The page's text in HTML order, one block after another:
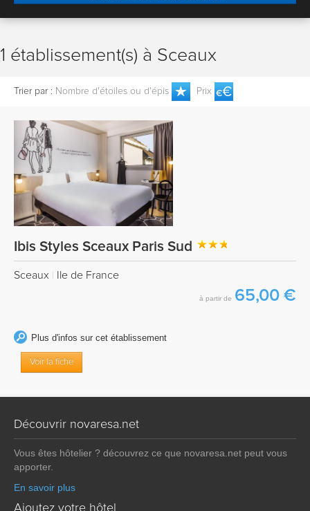
1 établissement(s) à Sceaux
Trier par : Nombre d'étoiles ou d'épis Prix
Ibis Styles Sceaux Paris Sud
Sceaux Ile de France
à partir de 65,00 €
Plus d'infos sur cet établissement
Voir la fiche
Découvrir novaresa.net
Vous êtes hôtelier ? découvrez ce que novaresa.net peut vous
apporter.
En savoir plus
Ajoutez votre hôtel